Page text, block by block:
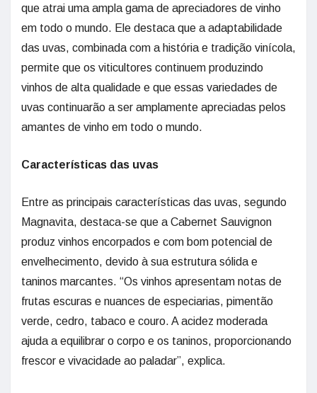
que atrai uma ampla gama de apreciadores de vinho
em todo o mundo. Ele destaca que a adaptabilidade
das uvas, combinada com a história e tradição vinícola,
permite que os viticultores continuem produzindo
vinhos de alta qualidade e que essas variedades de
uvas continuarão a ser amplamente apreciadas pelos
amantes de vinho em todo o mundo.
Características das uvas
Entre as principais características das uvas, segundo
Magnavita, destaca-se que a Cabernet Sauvignon
produz vinhos encorpados e com bom potencial de
envelhecimento, devido à sua estrutura sólida e
taninos marcantes. “Os vinhos apresentam notas de
frutas escuras e nuances de especiarias, pimentão
verde, cedro, tabaco e couro. A acidez moderada
ajuda a equilibrar o corpo e os taninos, proporcionando
frescor e vivacidade ao paladar”, explica.